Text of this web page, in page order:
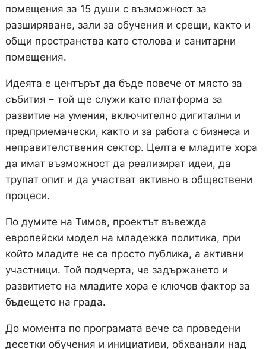
помещения за 15 души с възможност за
разширяване, зали за обучения и срещи, както и
общи пространства като столова и санитарни
помещения.
Идеята е центърът да бъде повече от място за
събития – той ще служи като платформа за
развитие на умения, включително дигитални и
предприемачески, както и за работа с бизнеса и
неправителствения сектор. Целта е младите хора
да имат възможност да реализират идеи, да
трупат опит и да участват активно в обществени
процеси.
По думите на Тимов, проектът въвежда
европейски модел на младежка политика, при
който младите не са просто публика, а активни
участници. Той подчерта, че задържането и
развитието на младите хора е ключов фактор за
бъдещето на града.
До момента по програмата вече са проведени
десетки обучения и инициативи, обхванали над